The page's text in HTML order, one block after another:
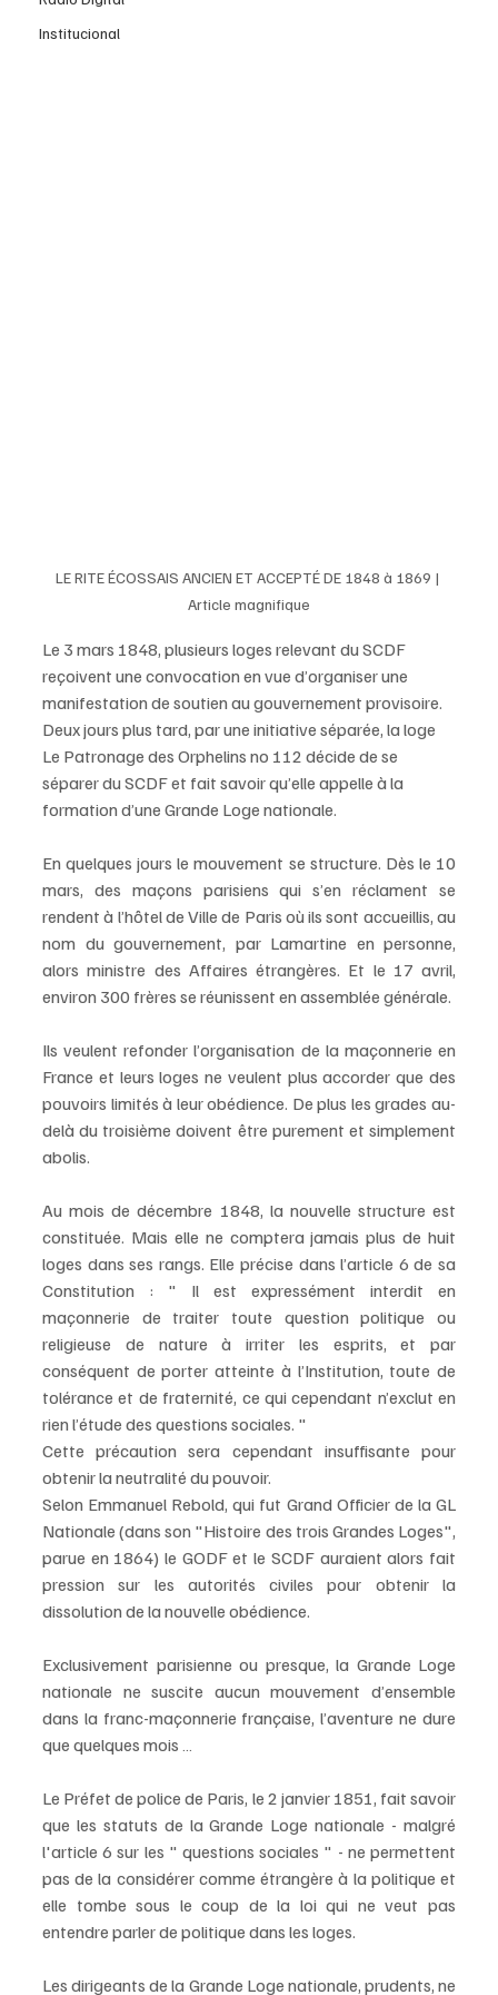
Institucional
LE RITE ÉCOSSAIS ANCIEN ET ACCEPTÉ DE 1848 à 1869 |
Article magnifique
Le 3 mars 1848, plusieurs loges relevant du SCDF
reçoivent une convocation en vue d’organiser une
manifestation de soutien au gouvernement provisoire.
Deux jours plus tard, par une initiative séparée, la loge
Le Patronage des Orphelins no 112 décide de se
séparer du SCDF et fait savoir qu’elle appelle à la
formation d’une Grande Loge nationale.
En quelques jours le mouvement se structure. Dès le 10
mars, des maçons parisiens qui s’en réclament se
rendent à l’hôtel de Ville de Paris où ils sont accueillis, au
nom du gouvernement, par Lamartine en personne,
alors ministre des Affaires étrangères. Et le 17 avril,
environ 300 frères se réunissent en assemblée générale.
Ils veulent refonder l’organisation de la maçonnerie en
France et leurs loges ne veulent plus accorder que des
pouvoirs limités à leur obédience. De plus les grades au-
delà du troisième doivent être purement et simplement
abolis.
Au mois de décembre 1848, la nouvelle structure est
constituée. Mais elle ne comptera jamais plus de huit
loges dans ses rangs. Elle précise dans l’article 6 de sa
Constitution : " Il est expressément interdit en
maçonnerie de traiter toute question politique ou
religieuse de nature à irriter les esprits, et par
conséquent de porter atteinte à l’Institution, toute de
tolérance et de fraternité, ce qui cependant n’exclut en
rien l’étude des questions sociales. "
Cette précaution sera cependant insuffisante pour
obtenir la neutralité du pouvoir.
Selon Emmanuel Rebold, qui fut Grand Officier de la GL
Nationale (dans son "Histoire des trois Grandes Loges",
parue en 1864) le GODF et le SCDF auraient alors fait
pression sur les autorités civiles pour obtenir la
dissolution de la nouvelle obédience.
Exclusivement parisienne ou presque, la Grande Loge
nationale ne suscite aucun mouvement d’ensemble
dans la franc-maçonnerie française, l’aventure ne dure
que quelques mois …
Le Préfet de police de Paris, le 2 janvier 1851, fait savoir
que les statuts de la Grande Loge nationale - malgré
l'article 6 sur les " questions sociales " - ne permettent
pas de la considérer comme étrangère à la politique et
elle tombe sous le coup de la loi qui ne veut pas
entendre parler de politique dans les loges.
Les dirigeants de la Grande Loge nationale, prudents, ne